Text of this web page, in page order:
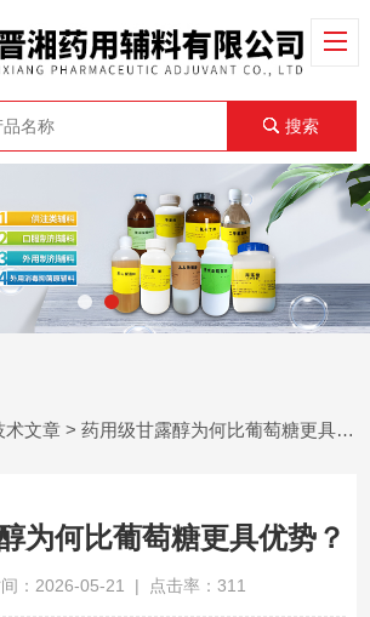
搜索
术文章 > 药用级甘露醇为何比葡萄糖更具优势？
为何比葡萄糖更具优势？
间：2026-05-21 | 点击率：311